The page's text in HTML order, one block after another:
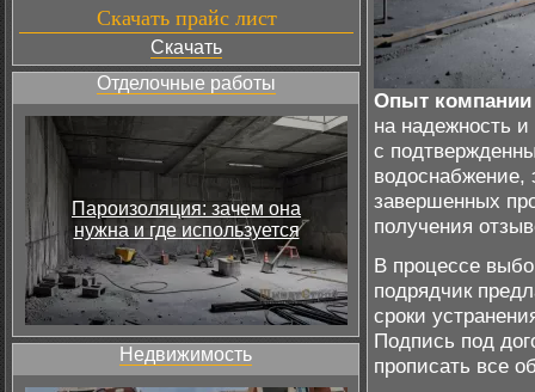
Скачать прайс лист
Скачать
Отделочные работы
Пароизоляция: зачем она
нужна и где используется
Недвижимость
Опыт компании
на надежность
с
водоснабжение,
завершенных
получения
В процессе
подрядчик
сроки
Подпись под
прописать все